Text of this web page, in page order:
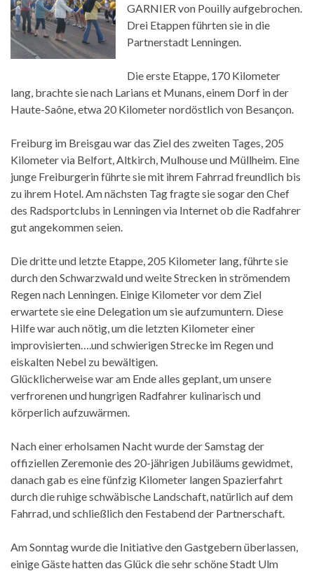
GARNIER von Pouilly aufgebrochen.
Drei Etappen führten sie in die
Partnerstadt Lenningen.
Die erste Etappe, 170 Kilometer
lang, brachte sie nach Larians et Munans, einem Dorf in der
Haute-Saône, etwa 20 Kilometer nordöstlich von Besançon.
Freiburg im Breisgau war das Ziel des zweiten Tages, 205
Kilometer via Belfort, Altkirch, Mulhouse und Müllheim. Eine
junge Freiburgerin führte sie mit ihrem Fahrrad freundlich bis
zu ihrem Hotel. Am nächsten Tag fragte sie sogar den Chef
des Radsportclubs in Lenningen via Internet ob die Radfahrer
gut angekommen seien.
Die dritte und letzte Etappe, 205 Kilometer lang, führte sie
durch den Schwarzwald und weite Strecken in strömendem
Regen nach Lenningen. Einige Kilometer vor dem Ziel
erwartete sie eine Delegation um sie aufzumuntern. Diese
Hilfe war auch nötig, um die letzten Kilometer einer
improvisierten….und schwierigen Strecke im Regen und
eiskalten Nebel zu bewältigen.
Glücklicherweise war am Ende alles geplant, um unsere
verfrorenen und hungrigen Radfahrer kulinarisch und
körperlich aufzuwärmen.
Nach einer erholsamen Nacht wurde der Samstag der
offiziellen Zeremonie des 20-jährigen Jubiläums gewidmet,
danach gab es eine fünfzig Kilometer langen Spazierfahrt
durch die ruhige schwäbische Landschaft, natürlich auf dem
Fahrrad, und schließlich den Festabend der Partnerschaft.
Am Sonntag wurde die Initiative den Gastgebern überlassen,
einige Gäste hatten das Glück die sehr schöne Stadt Ulm